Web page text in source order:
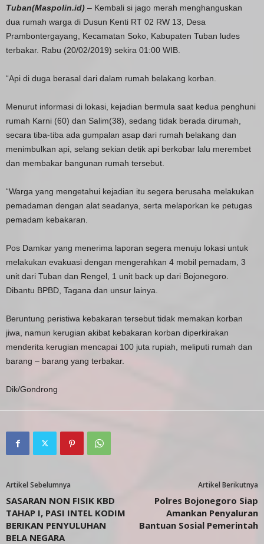
Tuban(Maspolin.id) – Kembali si jago merah menghanguskan
dua rumah warga di Dusun Kenti RT 02 RW 13, Desa
Prambontergayang, Kecamatan Soko, Kabupaten Tuban ludes
terbakar. Rabu (20/02/2019) sekira 01:00 WIB.
“Api di duga berasal dari dalam rumah belakang korban.
Menurut informasi di lokasi, kejadian bermula saat kedua penghuni
rumah Karni (60) dan Salim(38), sedang tidak berada dirumah,
secara tiba-tiba ada gumpalan asap dari rumah belakang dan
menimbulkan api, selang sekian detik api berkobar lalu merembet
dan membakar bangunan rumah tersebut.
“Warga yang mengetahui kejadian itu segera berusaha melakukan
pemadaman dengan alat seadanya, serta melaporkan ke petugas
pemadam kebakaran.
Pos Damkar yang menerima laporan segera menuju lokasi untuk
melakukan evakuasi dengan mengerahkan 4 mobil pemadam, 3
unit dari Tuban dan Rengel, 1 unit back up dari Bojonegoro.
Dibantu BPBD, Tagana dan unsur lainya.
Beruntung peristiwa kebakaran tersebut tidak memakan korban
jiwa, namun kerugian akibat kebakaran korban diperkirakan
menderita kerugian mencapai 100 juta rupiah, meliputi rumah dan
barang – barang yang terbakar.
Dik/Gondrong
Artikel Sebelumnya
SASARAN NON FISIK KBD
TAHAP I, PASI INTEL KODIM
BERIKAN PENYULUHAN
BELA NEGARA
Artikel Berikutnya
Polres Bojonegoro Siap
Amankan Penyaluran
Bantuan Sosial Pemerintah